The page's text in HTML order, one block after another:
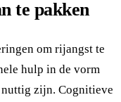
te pakken
om rijangst te
hulp in de vorm
zijn. Cognitieve